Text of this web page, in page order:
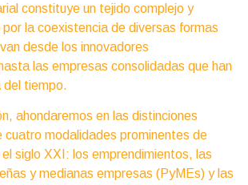
constituye un tejido complejo y
la coexistencia de diversas formas
desde los innovadores
las empresas consolidadas que han
del tiempo.
ahondaremos en las distinciones
cuatro modalidades prominentes de
siglo XXI: los emprendimientos, las
y medianas empresas (PyMEs) y las